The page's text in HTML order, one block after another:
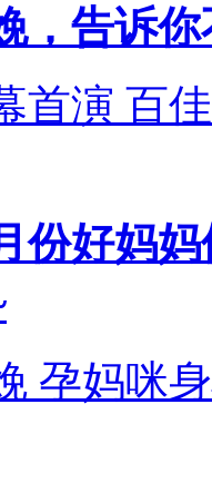
，告诉
首演 百
份好妈
孕妈咪